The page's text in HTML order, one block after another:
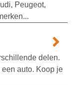
Peugeot,
delen.
auto. Koop je